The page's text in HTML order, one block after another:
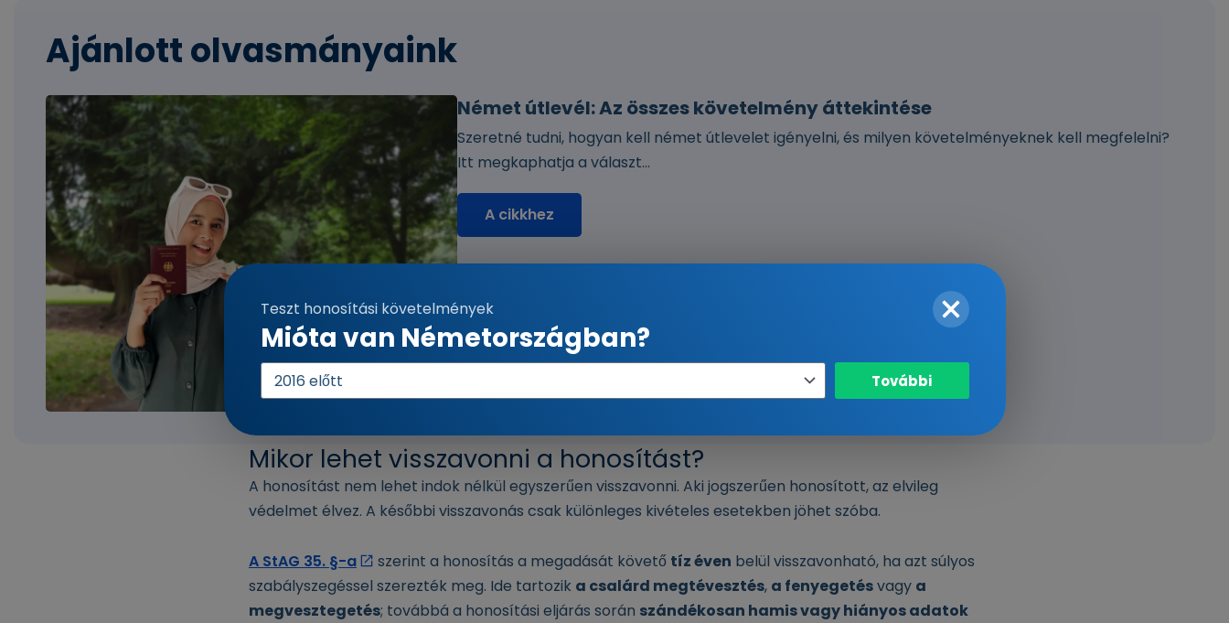
Ajánlott olvasmányaink
Német útlevél: Az összes követelmény áttekintése
Szeretné tudni, hogyan kell német útlevelet igényelni, és milyen követelményeknek kell megfelelni?
Itt megkaphatja a választ...
A cikkhez
Mikor lehet visszavonni a honosítást?
A honosítást nem lehet indok nélkül egyszerűen visszavonni. Aki jogszerűen honosított, az elvileg
védelmet élvez. A későbbi visszavonás csak különleges kivételes esetekben jöhet szóba.
A StAG 35. §-a szerint a honosítás a megadását követő tíz éven belül visszavonható, ha azt súlyos
szabályszegéssel szerezték meg. Ide tartozik a csalárd megtévesztés, a fenyegetésvagy a
megvesztegetés; továbbá a honosítási eljárás során szándékosan hamis vagy hiányos adatok
Teszt honosítási követelmények
Mióta van Németországban?
belépés
További